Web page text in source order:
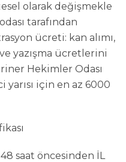
olarak değişmekle
tarafından
ücreti: kan alımı,
yazışma ücretlerini
Hekimler Odası
yarısı için en az 6000
saat öncesinden İL